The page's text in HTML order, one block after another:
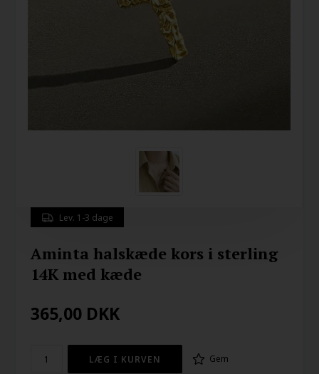
Lev. 1-3 dage
Aminta halskæde kors i sterling
14K med kæde
365,00 DKK
Gem